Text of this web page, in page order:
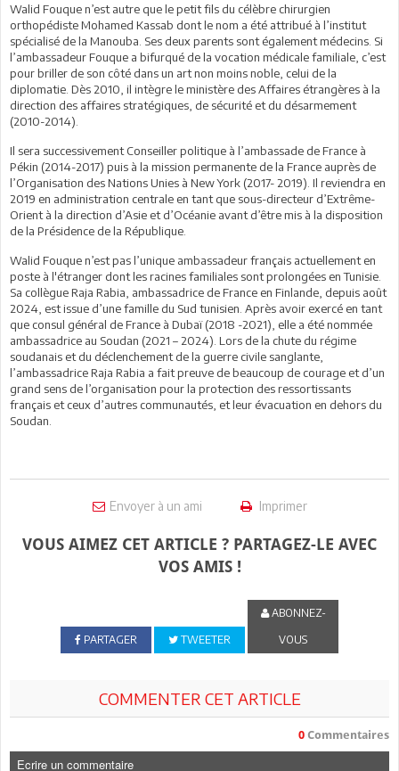
Walid Fouque n’est autre que le petit fils du célèbre chirurgien
orthopédiste Mohamed Kassab dont le nom a été attribué à l’institut
spécialisé de la Manouba. Ses deux parents sont également médecins. Si
l’ambassadeur Fouque a bifurqué de la vocation médicale familiale, c’est
pour briller de son côté dans un art non moins noble, celui de la
diplomatie. Dès 2010, il intègre le ministère des Affaires étrangères à la
direction des affaires stratégiques, de sécurité et du désarmement
(2010-2014).
Il sera successivement Conseiller politique à l’ambassade de France à
Pékin (2014-2017) puis à la mission permanente de la France auprès de
l’Organisation des Nations Unies à New York (2017- 2019). Il reviendra en
2019 en administration centrale en tant que sous-directeur d’Extrême-
Orient à la direction d’Asie et d’Océanie avant d’être mis à la disposition
de la Présidence de la République.
Walid Fouque n’est pas l’unique ambassadeur français actuellement en
poste à l'étranger dont les racines familiales sont prolongées en Tunisie.
Sa collègue Raja Rabia, ambassadrice de France en Finlande, depuis août
2024, est issue d’une famille du Sud tunisien. Après avoir exercé en tant
que consul général de France à Dubaï (2018 -2021), elle a été nommée
ambassadrice au Soudan (2021 – 2024). Lors de la chute du régime
soudanais et du déclenchement de la guerre civile sanglante,
l’ambassadrice Raja Rabia a fait preuve de beaucoup de courage et d’un
grand sens de l’organisation pour la protection des ressortissants
français et ceux d’autres communautés, et leur évacuation en dehors du
Soudan.
Envoyer à un ami Imprimer
VOUS AIMEZ CET ARTICLE ? PARTAGEZ-LE AVEC
VOS AMIS !
PARTAGER TWEETER
ABONNEZ-
VOUS
COMMENTER CET ARTICLE
0 Commentaires
Ecrire un commentaire